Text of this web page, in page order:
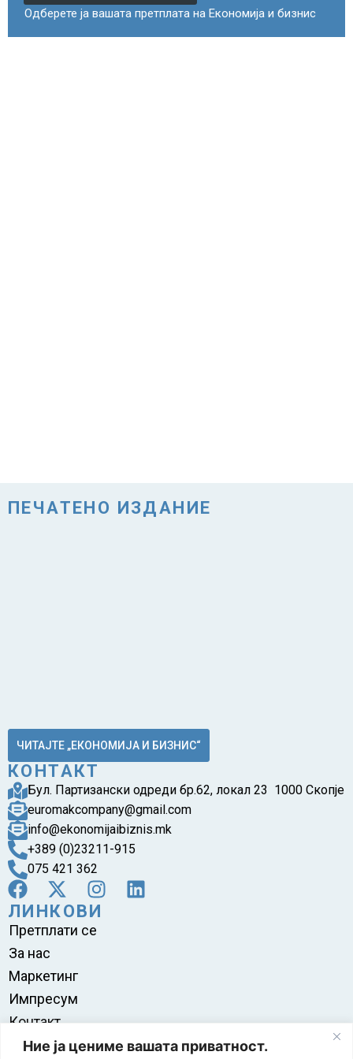
Ние ја цениме вашата приватност.
Одберете ја вашата претплата на Економија и бизнис
ПЕЧАТЕНО ИЗДАНИЕ
ЧИТАЈТЕ „ЕКОНОМИЈА И БИЗНИС“
КОНТАКТ
Бул. Партизански одреди бр.62, локал 23 1000 Скопје
euromakcompany@gmail.com
info@ekonomijaibiznis.mk
+389 (0)23211-915
075 421 362
ЛИНКОВИ
Претплати се
За нас
Маркетинг
Импресум
Контакт
Правила на користење